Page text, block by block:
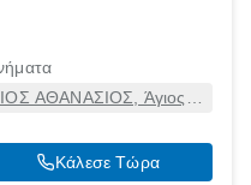
ΑΘΑΝΑΣΙΟΣ, Άγιος
57003
Κάλεσε Τώρα